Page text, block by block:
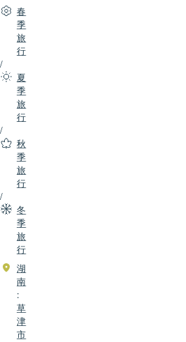
春
季
旅
行
/
夏
季
旅
行
/
秋
季
旅
行
/
冬
季
旅
行
湖
南
:
草
津
市